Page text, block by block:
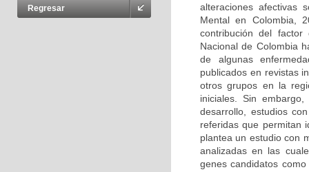
Regresar
alteraciones afectivas
Mental en Colombia,
contribución del
Nacional de Colombia
de algunas
publicados en revistas
otros grupos en la
iniciales. Sin
desarrollo, estudios
referidas que permitan
plantea un estudio con
analizadas en las
genes candidatos